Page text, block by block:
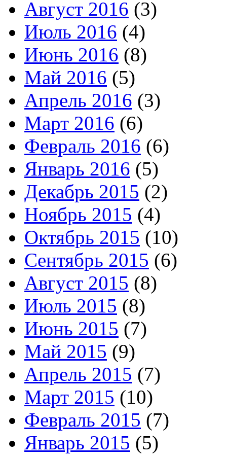
Август 2016 (3)
Июль 2016 (4)
Июнь 2016 (8)
Май 2016 (5)
Апрель 2016 (3)
Март 2016 (6)
Февраль 2016 (6)
Январь 2016 (5)
Декабрь 2015 (2)
Ноябрь 2015 (4)
Октябрь 2015 (10)
Сентябрь 2015 (6)
Август 2015 (8)
Июль 2015 (8)
Июнь 2015 (7)
Май 2015 (9)
Апрель 2015 (7)
Март 2015 (10)
Февраль 2015 (7)
Январь 2015 (5)